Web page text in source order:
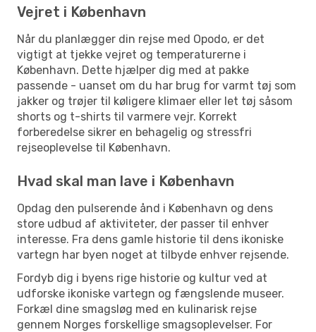
Vejret i København
Når du planlægger din rejse med Opodo, er det
vigtigt at tjekke vejret og temperaturerne i
København. Dette hjælper dig med at pakke
passende - uanset om du har brug for varmt tøj som
jakker og trøjer til køligere klimaer eller let tøj såsom
shorts og t-shirts til varmere vejr. Korrekt
forberedelse sikrer en behagelig og stressfri
rejseoplevelse til København.
Hvad skal man lave i København
Opdag den pulserende ånd i København og dens
store udbud af aktiviteter, der passer til enhver
interesse. Fra dens gamle historie til dens ikoniske
vartegn har byen noget at tilbyde enhver rejsende.
Fordyb dig i byens rige historie og kultur ved at
udforske ikoniske vartegn og fængslende museer.
Forkæl dine smagsløg med en kulinarisk rejse
gennem Norges forskellige smagsoplevelser. For